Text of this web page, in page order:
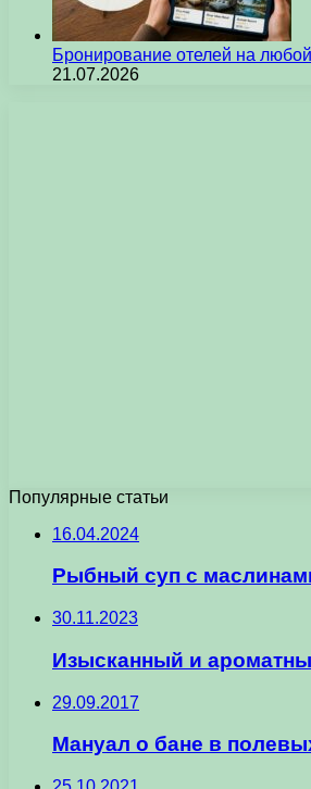
Бронирование отелей на
21.07.2026
Популярные статьи
16.04.2024
Рыбный суп с
30.11.2023
Изысканный и
29.09.2017
Мануал о бане в